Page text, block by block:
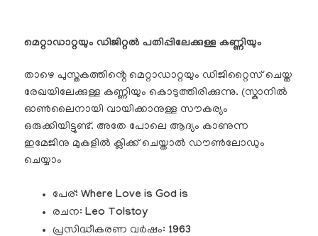
മെറ്റാഡാറ്റയും ഡിജിറ്റൽ പതിപ്പിലേക്കുള്ള കണ്ണിയും
താഴെ പുസ്തകത്തിൻ്റെ മെറ്റാഡാറ്റയും ഡിജിറ്റൈസ് ചെയ്ത
രേഖയിലേക്കുള്ള കണ്ണിയും കൊടുത്തിരിക്കുന്നു. (സ്കാനിൽ
ഓൺലൈനായി വായിക്കാനുള്ള സൗകര്യം
ഒരുക്കിയിട്ടുണ്ട്. അതേ പോലെ ആദ്യം കാണുന്ന
ഇമേജിനു മുകളിൽ ക്ലിക്ക് ചെയ്താൽ ഡൗൺലോഡും
ചെയ്യാം
പേര്:Where Love is God is
രചന:Leo Tolstoy
പ്രസിദ്ധീകരണ വർഷം: 1963